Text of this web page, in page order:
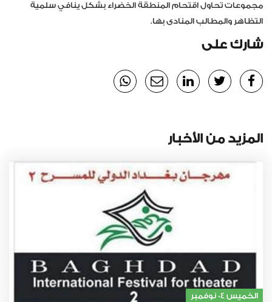
مجموعات تحاول اقتحام المنطقة الخضراء بشكل ينافي سلمية
التظاهر والمطالب المنادى بها.
شارك على
المزيد من الأخبار
الخميس 04 نوفمبر